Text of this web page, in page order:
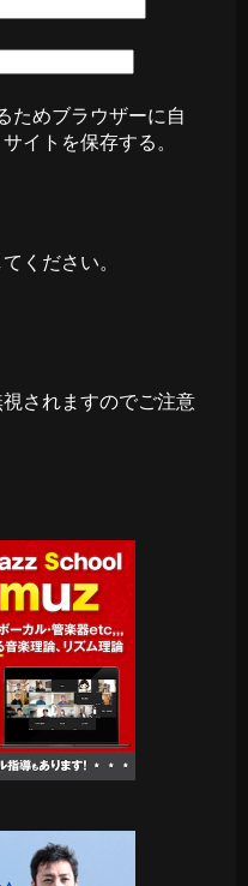
ためブラウザーに自
イトを保存する。
ください。
されますのでご注意